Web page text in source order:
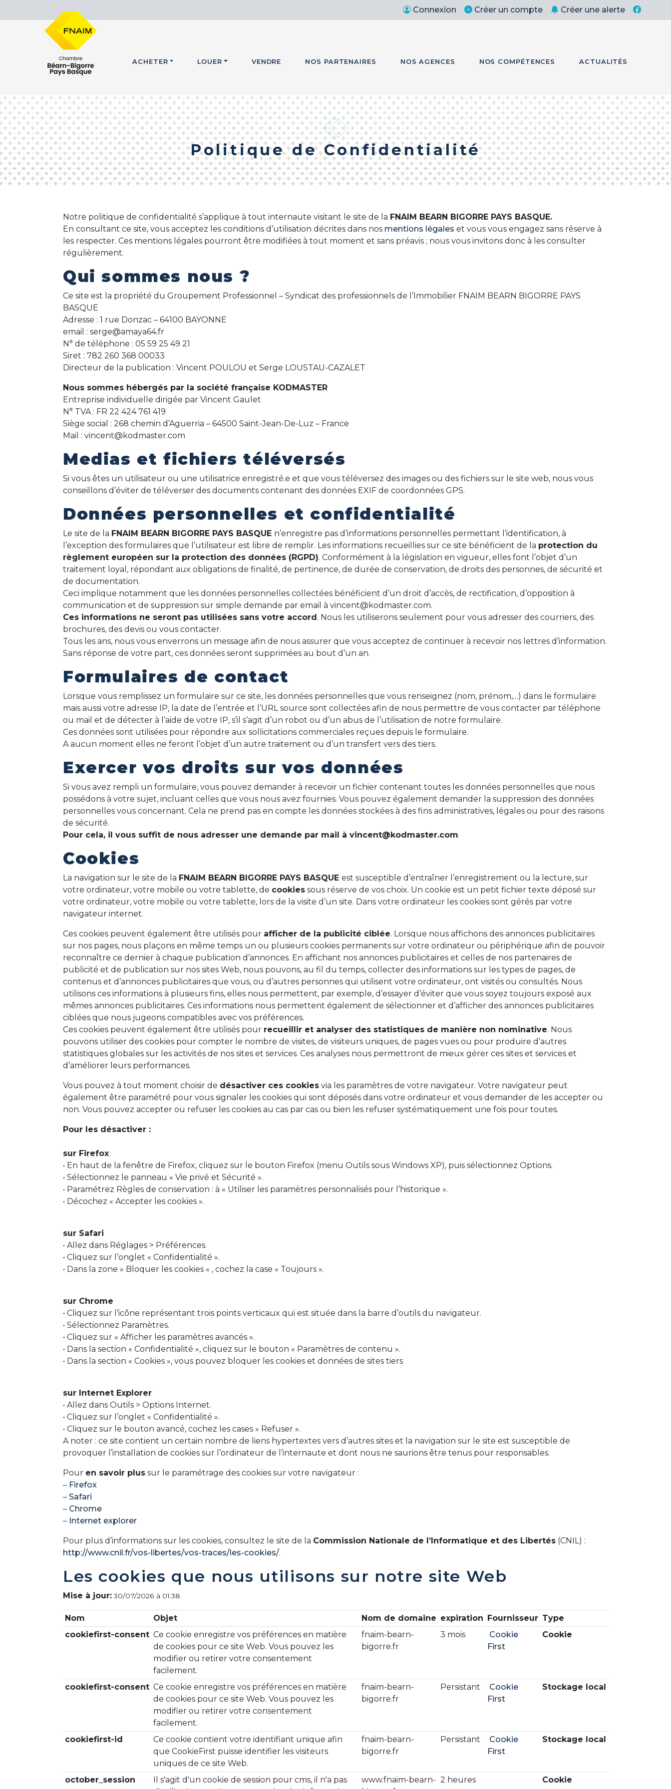
Connexion Créer un compte Créer une alerte
ACHETER LOUER VENDRE NOS PARTENAIRES NOS AGENCES NOS COMPÉTENCES ACTUALITÉS
Politique de Confidentialité
Notre politique de confidentialité s’applique à tout internaute visitant le site de la FNAIM BEARN BIGORRE PAYS BASQUE.
En consultant ce site, vous acceptez les conditions d’utilisation décrites dans nos mentions légales et vous vous engagez sans réserve à
les respecter. Ces mentions légales pourront être modifiées à tout moment et sans préavis ; nous vous invitons donc à les consulter
régulièrement.
Qui sommes nous ?
Ce site est la propriété du Groupement Professionnel – Syndicat des professionnels de l’Immobilier FNAIM BEARN BIGORRE PAYS
BASQUE
Adresse : 1 rue Donzac – 64100 BAYONNE
email : serge@amaya64.fr
N° de téléphone : 05 59 25 49 21
Siret : 782 260 368 00033
Directeur de la publication : Vincent POULOU et Serge LOUSTAU-CAZALET
Nous sommes hébergés par la société française KODMASTER
Entreprise individuelle dirigée par Vincent Gaulet
N° TVA : FR 22 424 761 419
Siège social : 268 chemin d’Aguerria – 64500 Saint-Jean-De-Luz – France
Mail : vincent@kodmaster.com
Medias et fichiers téléversés
Si vous êtes un utilisateur ou une utilisatrice enregistré.e et que vous téléversez des images ou des fichiers sur le site web, nous vous
conseillons d’éviter de téléverser des documents contenant des données EXIF de coordonnées GPS.
Données personnelles et confidentialité
Le site de la FNAIM BEARN BIGORRE PAYS BASQUE n’enregistre pas d’informations personnelles permettant l’identification, à
l’exception des formulaires que l’utilisateur est libre de remplir. Les informations recueillies sur ce site bénéficient de la protection du
règlement européen sur la protection des données (RGPD). Conformément à la législation en vigueur, elles font l’objet d’un
traitement loyal, répondant aux obligations de finalité, de pertinence, de durée de conservation, de droits des personnes, de sécurité et
de documentation.
Ceci implique notamment que les données personnelles collectées bénéficient d’un droit d’accès, de rectification, d’opposition à
communication et de suppression sur simple demande par email à vincent@kodmaster.com.
Ces informations ne seront pas utilisées sans votre accord. Nous les utiliserons seulement pour vous adresser des courriers, des
brochures, des devis ou vous contacter.
Tous les ans, nous vous enverrons un message afin de nous assurer que vous acceptez de continuer à recevoir nos lettres d’information.
Sans réponse de votre part, ces données seront supprimées au bout d’un an.
Formulaires de contact
Lorsque vous remplissez un formulaire sur ce site, les données personnelles que vous renseignez (nom, prénom,…) dans le formulaire
mais aussi votre adresse IP, la date de l’entrée et l’URL source sont collectées afin de nous permettre de vous contacter par téléphone
ou mail et de détecter à l’aide de votre IP, s’il s’agit d’un robot ou d’un abus de l’utilisation de notre formulaire.
Ces données sont utilisées pour répondre aux sollicitations commerciales reçues depuis le formulaire.
A aucun moment elles ne feront l’objet d’un autre traitement ou d’un transfert vers des tiers.
Exercer vos droits sur vos données
Si vous avez rempli un formulaire, vous pouvez demander à recevoir un fichier contenant toutes les données personnelles que nous
possédons à votre sujet, incluant celles que vous nous avez fournies. Vous pouvez également demander la suppression des données
personnelles vous concernant. Cela ne prend pas en compte les données stockées à des fins administratives, légales ou pour des raisons
de sécurité.
Pour cela, il vous suffit de nous adresser une demande par mail à vincent@kodmaster.com
Cookies
La navigation sur le site de la FNAIM BEARN BIGORRE PAYS BASQUE est susceptible d’entraîner l’enregistrement ou la lecture, sur
votre ordinateur, votre mobile ou votre tablette, de cookies sous réserve de vos choix. Un cookie est un petit fichier texte déposé sur
votre ordinateur, votre mobile ou votre tablette, lors de la visite d’un site. Dans votre ordinateur les cookies sont gérés par votre
navigateur internet.
Ces cookies peuvent également être utilisés pour afficher de la publicité ciblée. Lorsque nous affichons des annonces publicitaires
sur nos pages, nous plaçons en même temps un ou plusieurs cookies permanents sur votre ordinateur ou périphérique afin de pouvoir
reconnaître ce dernier à chaque publication d’annonces. En affichant nos annonces publicitaires et celles de nos partenaires de
publicité et de publication sur nos sites Web, nous pouvons, au fil du temps, collecter des informations sur les types de pages, de
contenus et d’annonces publicitaires que vous, ou d’autres personnes qui utilisent votre ordinateur, ont visités ou consultés. Nous
utilisons ces informations à plusieurs fins, elles nous permettent, par exemple, d’essayer d’éviter que vous soyez toujours exposé aux
mêmes annonces publicitaires. Ces informations nous permettent également de sélectionner et d’afficher des annonces publicitaires
ciblées que nous jugeons compatibles avec vos préférences.
Ces cookies peuvent également être utilisés pour recueillir et analyser des statistiques de manière non nominative. Nous
pouvons utiliser des cookies pour compter le nombre de visites, de visiteurs uniques, de pages vues ou pour produire d’autres
statistiques globales sur les activités de nos sites et services. Ces analyses nous permettront de mieux gérer ces sites et services et
d’améliorer leurs performances.
Vous pouvez à tout moment choisir de désactiver ces cookies via les paramètres de votre navigateur. Votre navigateur peut
également être paramétré pour vous signaler les cookies qui sont déposés dans votre ordinateur et vous demander de les accepter ou
non. Vous pouvez accepter ou refuser les cookies au cas par cas ou bien les refuser systématiquement une fois pour toutes.
Pour les désactiver :
sur Firefox
• En haut de la fenêtre de Firefox, cliquez sur le bouton Firefox (menu Outils sous Windows XP), puis sélectionnez Options.
• Sélectionnez le panneau « Vie privé et Sécurité ».
• Paramétrez Règles de conservation : à « Utiliser les paramètres personnalisés pour l’historique ».
• Décochez « Accepter les cookies ».
sur Safari
• Allez dans Réglages > Préférences.
• Cliquez sur l’onglet « Confidentialité ».
• Dans la zone » Bloquer les cookies « , cochez la case « Toujours ».
sur Chrome
• Cliquez sur l’icône représentant trois points verticaux qui est située dans la barre d’outils du navigateur.
• Sélectionnez Paramètres.
• Cliquez sur « Afficher les paramètres avancés ».
• Dans la section « Confidentialité », cliquez sur le bouton « Paramètres de contenu ».
• Dans la section « Cookies », vous pouvez bloquer les cookies et données de sites tiers
sur Internet Explorer
• Allez dans Outils > Options Internet.
• Cliquez sur l’onglet « Confidentialité ».
• Cliquez sur le bouton avancé, cochez les cases » Refuser ».
A noter : ce site contient un certain nombre de liens hypertextes vers d’autres sites et la navigation sur le site est susceptible de
provoquer l’installation de cookies sur l’ordinateur de l’internaute et dont nous ne saurions être tenus pour responsables.
Pour en savoir plus sur le paramétrage des cookies sur votre navigateur :
– Firefox
– Safari
– Chrome
– Internet explorer
Pour plus d’informations sur les cookies, consultez le site de la Commission Nationale de l’Informatique et des Libertés (CNIL) :
http://www.cnil.fr/vos-libertes/vos-traces/les-cookies/.
Les cookies que nous utilisons sur notre site Web
Mise à jour: 30/07/2026 à 01:38
Nom Objet Nom de domaine expiration Fournisseur Type
cookiefirst-consent Ce cookie enregistre vos préférences en matière
de cookies pour ce site Web. Vous pouvez les
modifier ou retirer votre consentement
facilement.
fnaim-bearn-
bigorre.fr
3 mois
Cookie
First
Cookie
cookiefirst-consent Ce cookie enregistre vos préférences en matière
de cookies pour ce site Web. Vous pouvez les
modifier ou retirer votre consentement
facilement.
fnaim-bearn-
bigorre.fr
Persistant
Cookie
First
Stockage local
cookiefirst-id
Ce cookie contient votre identifiant unique afin
que CookieFirst puisse identifier les visiteurs
uniques de ce site Web.
fnaim-bearn-
bigorre.fr
Persistant
Cookie
First
Stockage local
october_session
Il s'agit d'un cookie de session pour cms, il n'a pas
www.fnaim-bearn- 2 heures Cookie